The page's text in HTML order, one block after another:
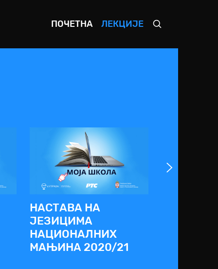
ПОЧЕТНА ЛЕКЦИЈЕ
НАСТАВА НА
ЈЕЗИЦИМА
НАЦИОНАЛНИХ
МАЊИНА 2020/21